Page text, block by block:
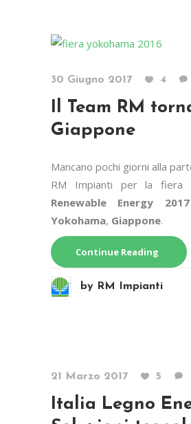
30 Giugno 2017 4
Il Team RM
Giappone
Mancano pochi giorni alla
RM Impianti per la fiera
Renewable Energy 2017
Yokohama, Giappone.
Continue Reading
by RM Impianti
21 Marzo 2017 5
Italia Legno